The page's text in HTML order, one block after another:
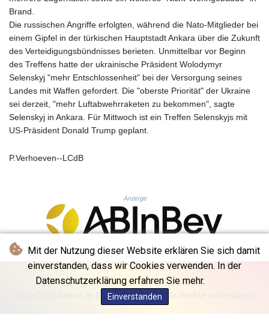
Mit der Nutzung dieser Website erklären Sie sich damit
einverstanden, dass wir Cookies verwenden. In der
Datenschutzerklärung erfahren Sie mehr.
Einverstanden
JPY 182.445186
KES 149.158147
KGS 101.104505
KHR 4681.941823
KMF 492.514185
KRW 1627.677557
KWD 0.356853
KYD 0.960588
KZT 540.233287
LSL 18.726567
LTL 3.413768
LVL 0.699335
LYD 7.331909
MDL 20.044751
MGA 4918.938878
MKD 61.524236
Brand.
Die russischen Angriffe erfolgten, während die Nato-Mitglieder bei
einem Gipfel in der türkischen Hauptstadt Ankara über die Zukunft
des Verteidigungsbündnisses berieten. Unmittelbar vor Beginn
des Treffens hatte der ukrainische Präsident Wolodymyr
Selenskyj "mehr Entschlossenheit" bei der Versorgung seines
Landes mit Waffen gefordert. Die "oberste Priorität" der Ukraine
sei derzeit, "mehr Luftabwehrraketen zu bekommen", sagte
Selenskyj in Ankara. Für Mittwoch ist ein Treffen Selenskyjs mit
US-Präsident Donald Trump geplant.
P.Verhoeven--LCdB
Anzeige
© La Quotidienne de Bruxelles - 2026 - Alle Rechte vorbehalten